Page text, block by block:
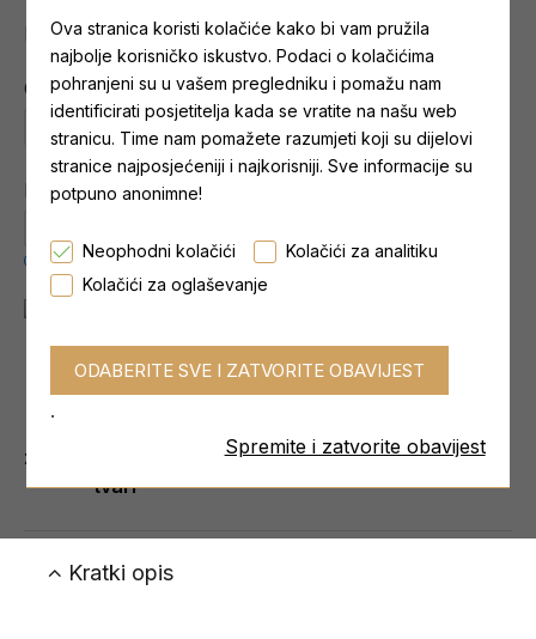
Najniža cijena zadnjih 30 dana:od 1,92 €
Okus
Menta
Pakovanje
Sve serije proizvoda testirane su i certificirane
od strane ovlaštenog laboratorija da ne sadrže
Kratki opis
Ova stranica koristi kolačiće kako bi vam pružila
najbolje korisničko iskustvo. Podaci o kolačićima
pohranjeni su u vašem pregledniku i pomažu nam
identificirati posjetitelja kada se vratite na našu web
stranicu. Time nam pomažete razumjeti koji su dijelovi
stranice najposjećeniji i najkorisniji. Sve informacije su
potpuno anonimne!
Neophodni kolačići
Kolačići za analitiku
Kolačići za oglaševanje
Spremite i zatvorite obavijest
.